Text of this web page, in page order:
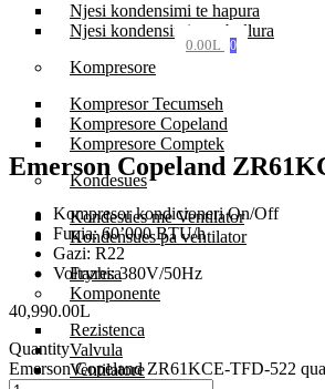
Njesi kondensimi te hapura
Njesi kondensimi te mbyllura
Kompresore
Kompresor Tecumseh
Kompresore Copeland
Kompresore Comptek
Kondesues
Kondesues me Ventilator
Kondensues pa ventilator
Fryresa
Komponente
Rezistenca
Valvula
Ventilatore
0.00L 0
Emerson Copeland
Kompresor kondicioneri On/Off
Fuqia: 60’000 BTU/h
Gazi: R22
Voltazhi: 380V/50Hz
40,990.00L
Quantity
Emerson Copeland ZR61KCE-TFD-522